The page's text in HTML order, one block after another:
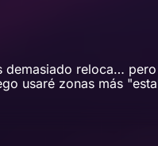
demasiado reloca…
usaré zonas más